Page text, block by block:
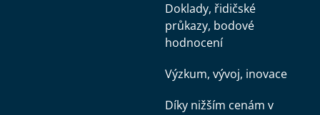
Doklady, řidičské
průkazy, bodové
hodnocení
Výzkum, vývoj, inovace
Díky nižším cenám v